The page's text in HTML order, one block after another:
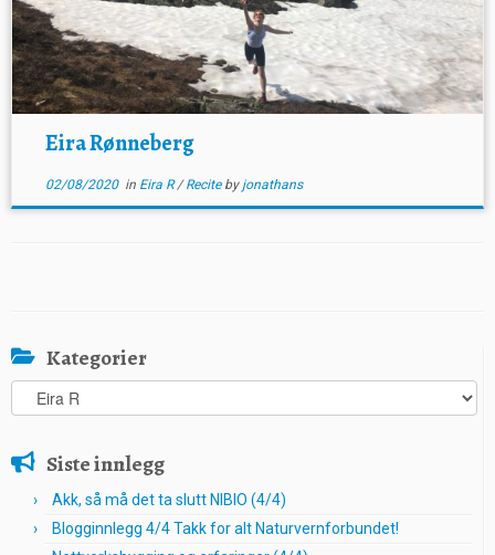
Eira Rønneberg
02/08/2020in Eira R/Recite by jonathans
Kategorier
Kategorier
Siste innlegg
Akk, så må det ta slutt NIBIO (4/4)
Blogginnlegg 4/4 Takk for alt Naturvernforbundet!